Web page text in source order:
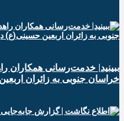
ببینید| خدمت‌رسانی همکاران
خراسان جنوبی به زائران